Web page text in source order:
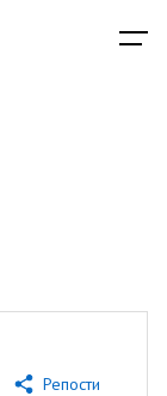
Репости